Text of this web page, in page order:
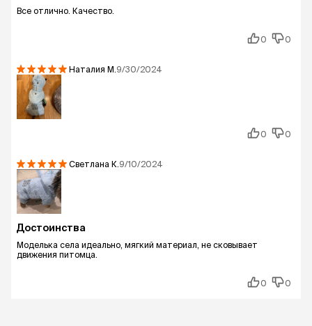
Все отлично. Качество.
0 0
Наталия М. 9/30/2024
0 0
Светлана К. 9/10/2024
Достоинства
Моделька села идеально, мягкий материал, не сковывает
движения питомца.
0 0